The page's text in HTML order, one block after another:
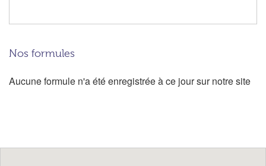
Nos formules
Aucune formule n'a été enregistrée à ce jour sur notre site